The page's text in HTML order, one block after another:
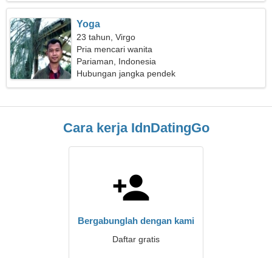
Yoga
23 tahun, Virgo
Pria mencari wanita
Pariaman, Indonesia
Hubungan jangka pendek
Cara kerja IdnDatingGo
Bergabunglah dengan kami
Daftar gratis